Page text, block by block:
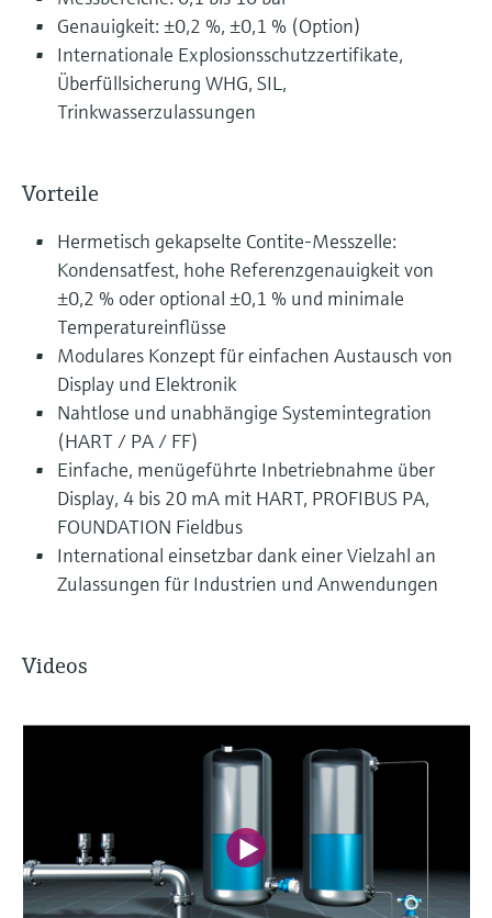
Genauigkeit: ±0,2 %, ±0,1 % (Option)
Internationale Explosionsschutzzertifikate,
Überfüllsicherung WHG, SIL,
Trinkwasserzulassungen
Vorteile
Hermetisch gekapselte Contite-Messzelle:
Kondensatfest, hohe Referenzgenauigkeit von
±0,2 % oder optional ±0,1 % und minimale
Temperatureinflüsse
Modulares Konzept für einfachen Austausch von
Display und Elektronik
Nahtlose und unabhängige Systemintegration
(HART / PA / FF)
Einfache, menügeführte Inbetriebnahme über
Display, 4 bis 20 mA mit HART, PROFIBUS PA,
FOUNDATION Fieldbus
International einsetzbar dank einer Vielzahl an
Zulassungen für Industrien und Anwendungen
Videos